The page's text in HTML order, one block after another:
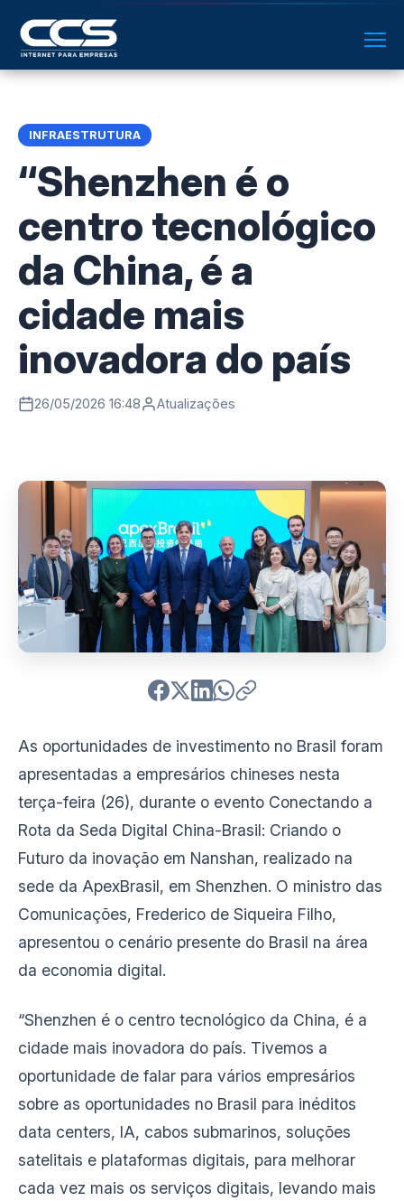
INFRAESTRUTURA
“Shenzhen é o
centro tecnológico
da China, é a
cidade mais
inovadora do país
26/05/2026 16:48 Atualizações
As oportunidades de investimento no Brasil foram
apresentadas a empresários chineses nesta
terça-feira (26), durante o evento Conectando a
Rota da Seda Digital China-Brasil: Criando o
Futuro da inovação em Nanshan, realizado na
sede da ApexBrasil, em Shenzhen. O ministro das
Comunicações, Frederico de Siqueira Filho,
apresentou o cenário presente do Brasil na área
da economia digital.
“Shenzhen é o centro tecnológico da China, é a
cidade mais inovadora do país. Tivemos a
oportunidade de falar para vários empresários
sobre as oportunidades no Brasil para inéditos
data centers, IA, cabos submarinos, soluções
satelitais e plataformas digitais, para melhorar
cada vez mais os serviços digitais, levando mais